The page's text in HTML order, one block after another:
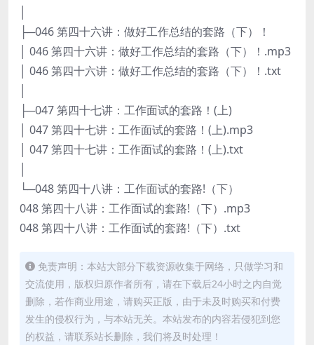
├─046 第四十六讲：做好工作总结的套路（下）！
│ 046 第四十六讲：做好工作总结的套路（下）！.mp3
│ 046 第四十六讲：做好工作总结的套路（下）！.txt
├─047 第四十七讲：工作面试的套路！(上)
│ 047 第四十七讲：工作面试的套路！(上).mp3
│ 047 第四十七讲：工作面试的套路！(上).txt
└─048 第四十八讲：工作面试的套路!（下）
048 第四十八讲：工作面试的套路!（下）.mp3
048 第四十八讲：工作面试的套路!（下）.txt
免责声明：本站大部分下载资源收集于网络，只做学习和
交流使用，版权归原作者所有，请在下载后24小时之内自觉
删除，若作商业用途，请购买正版，由于未及时购买和付费
发生的侵权行为，与本站无关。本站发布的内容若侵犯到您
的权益，请联系站长删除，我们将及时处理！